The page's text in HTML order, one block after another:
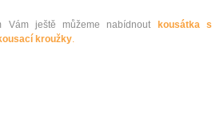
Vám ještě můžeme nabídnout
kousátka s
kroužky.